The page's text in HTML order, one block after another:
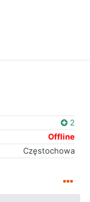
2
Offline
Częstochowa